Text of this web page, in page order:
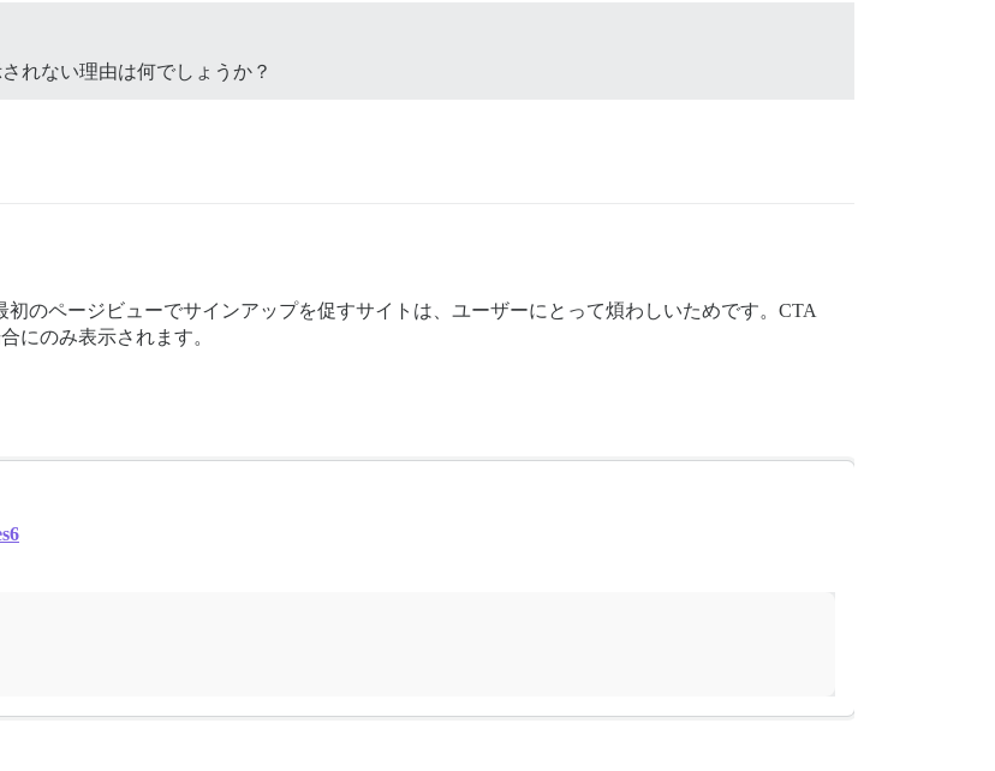
れない理由は何でしょうか？
のページビューでサインアップを促すサイトは、ユーザーにとって煩わしいためです。CTA
にのみ表示されます。